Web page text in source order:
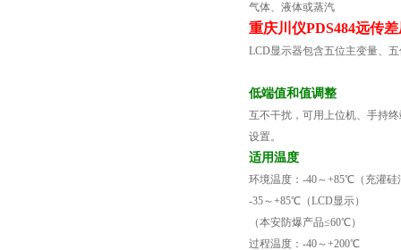
气体、液体或蒸汽
重庆川仪PDS484远传
LCD显示器包含五位主变量、
低端值和值调整
互不干扰，可用上位机、手持
设置。
适用温度
环境温度： -40～+85℃（充灌硅
-35～+85℃（LCD显示）
（本安防爆产品≤60℃）
过程温度： -40～+200℃